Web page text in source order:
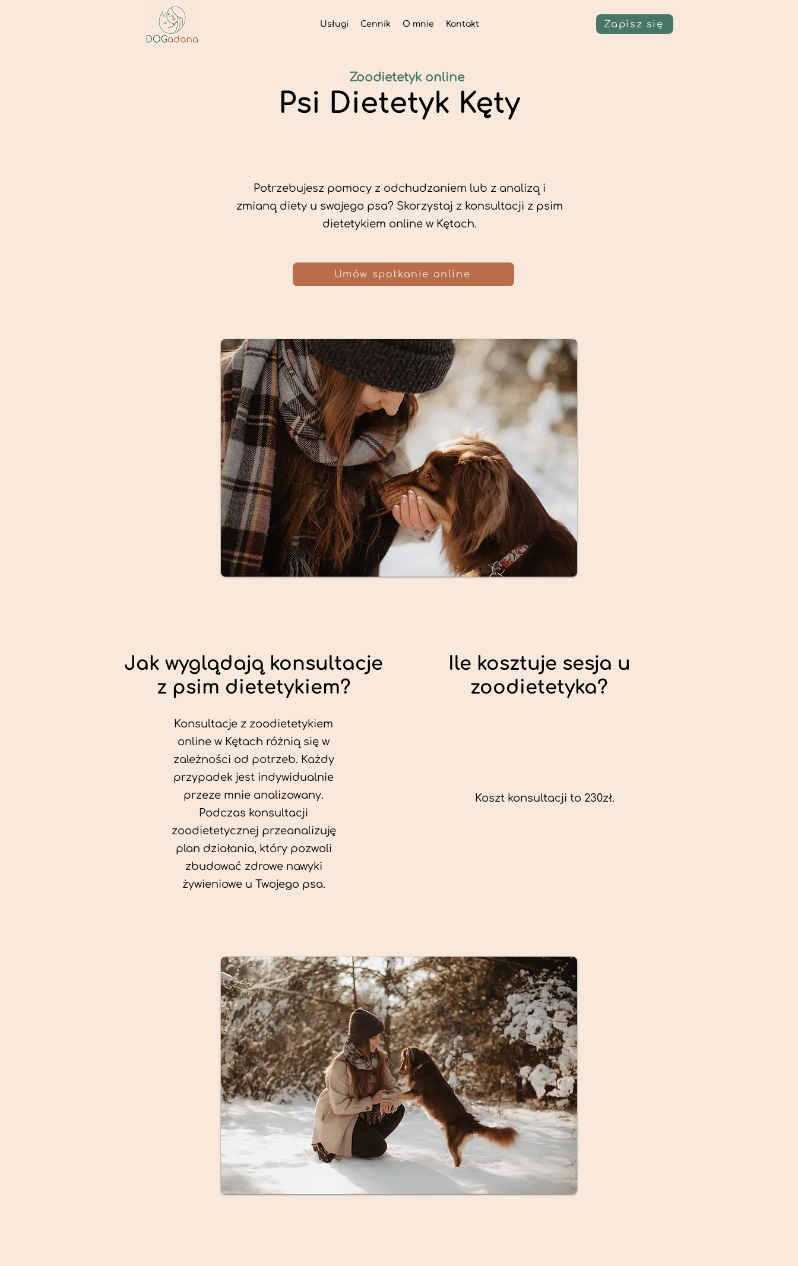
Usługi Cennik O mnie Kontakt Zapisz się
Psi Dietetyk Kęty
Potrzebujesz pomocy z odchudzaniem lub z analizą i
zmianą diety u swojego psa? Skorzystaj z konsultacji z psim
dietetykiem online w Kętach.
Zoodietetyk online
Umów spotkanie online
Jak wyglądają konsultacje
z psim dietetykiem?
Konsultacje z zoodietetykiem
online w Kętach różnią się w
zależności od potrzeb. Każdy
przypadek jest indywidualnie
przeze mnie analizowany.
Podczas konsultacji
zoodietetycznej przeanalizuję
plan działania, który pozwoli
zbudować zdrowe nawyki
żywieniowe u Twojego psa.
Ile kosztuje sesja u
zoodietetyka?
Koszt konsultacji to 230zł.